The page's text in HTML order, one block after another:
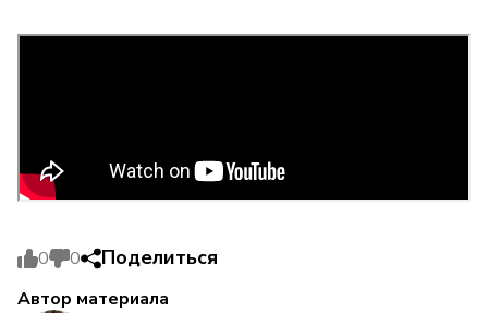
0 0 Поделиться
Автор материала